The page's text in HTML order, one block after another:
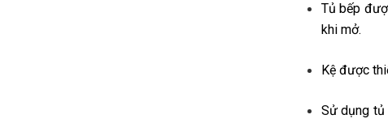
Tủ bếp
khi mở.
Kệ được
Sử dụng tủ